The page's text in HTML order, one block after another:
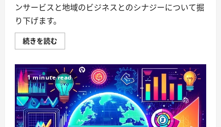
ンサービスと地域のビジネスとのシナジーについて掘
り下げます。
続きを読む
ー
ド
メ
イ
ン
渋
谷
区
–
–
1 minute read